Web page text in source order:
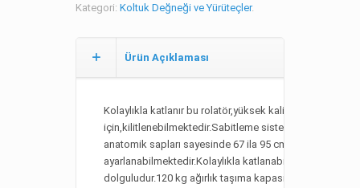
Kategori: Koltuk Değneği ve Yürüteçler.
Ürün Açıklaması
Kolaylıkla katlanır bu rolatör,yüksek kalite ve emniyet
için,kilitlenebilmektedir.Sabitleme sistemi ile
anatomik sapları sayesinde 67 ila 95 cm arasında
ayarlanabilmektedir.Kolaylıkla
dolguludur.120 kg ağırlık taşıma kapasitesine